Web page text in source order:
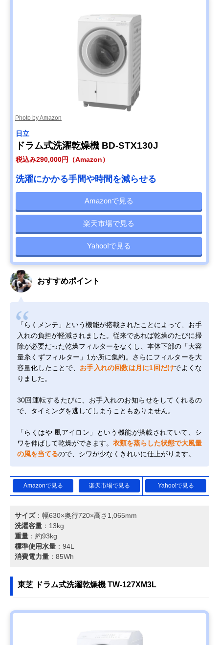
Photo by Amazon
日立
ドラム式洗濯乾燥機 BD-STX130J
税込み290,000円（Amazon）
洗濯にかかる手間や時間を減らせる
Amazonで見る
楽天市場で見る
Yahoo!で見る
おすすめポイント
「らくメンテ」という機能が搭載されたことによって、お手
入れの負担が軽減されました。従来であれば乾燥のたびに掃
除が必要だった乾燥フィルターをなくし、本体下部の「大容
量糸くずフィルター」1か所に集約。さらにフィルターを大
容量化したことで、 お手入れの回数は月に1回だけでよくな
りました。
30回運転するたびに、お手入れのお知らせをしてくれるの
で、タイミングを逃してしまうこともありません。
「らくはや 風アイロン」という機能が搭載されていて、シ
ワを伸ばして乾燥ができます。 衣類を蒸らした状態で大風量
の風を当てるので、シワが少なくきれいに仕上がります。
Amazonで見る 楽天市場で見る Yahoo!で見る
サイズ：幅630×奥行720×高さ1,065mm
洗濯容量 ：13kg
重量 ：約93kg
標準使用水量 ：94L
消費電力量 ：85Wh
東芝 ドラム式洗濯乾燥機 TW-127XM3L